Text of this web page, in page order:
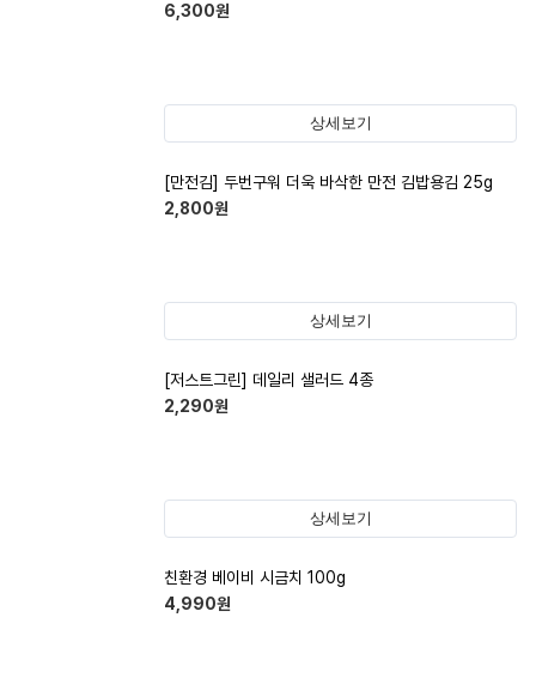
6,300원
상세보기
[만전김] 두번구워 더욱 바삭한 만전 김밥용김 25g
2,800원
상세보기
[저스트그린] 데일리 샐러드 4종
2,290원
상세보기
친환경 베이비 시금치 100g
4,990원